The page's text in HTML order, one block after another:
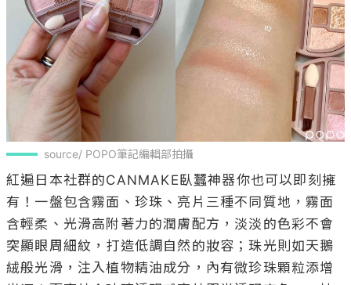
source/ POPO筆記編輯部拍攝
紅遍日本社群的CANMAKE臥蠶神器你也可以即刻擁
有！一盤包含霧面、珍珠、亮片三種不同質地，霧面
含輕柔、光滑高附著力的潤膚配方，淡淡的色彩不會
突顯眼周細紋，打造低調自然的妝容；珠光則如天鵝
絨般光滑，注入植物精油成分，內有微珍珠顆粒添增